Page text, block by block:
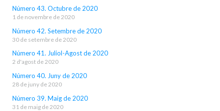
Número 43. Octubre de 2020
1 de novembre de 2020
Número 42. Setembre de 2020
30 de setembre de 2020
Número 41. Juliol-Agost de 2020
2 d'agost de 2020
Número 40. Juny de 2020
28 de juny de 2020
Número 39. Maig de 2020
31 de maig de 2020